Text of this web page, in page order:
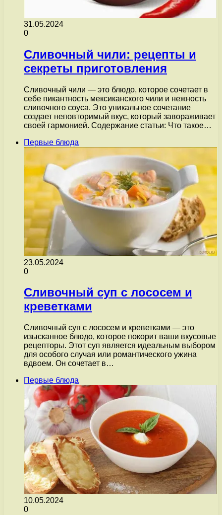
31.05.2024
0
Сливочный чили: рецепты и
секреты приготовления
Сливочный чили — это блюдо, которое сочетает в
себе пикантность мексиканского чили и нежность
сливочного соуса. Это уникальное сочетание
создает неповторимый вкус, который завораживает
своей гармонией. Содержание статьи: Что такое…
Первые блюда
23.05.2024
0
Сливочный суп с лососем и
креветками
Сливочный суп с лососем и креветками — это
изысканное блюдо, которое покорит ваши вкусовые
рецепторы. Этот суп является идеальным выбором
для особого случая или романтического ужина
вдвоем. Он сочетает в…
Первые блюда
10.05.2024
0